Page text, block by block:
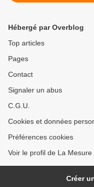
Hébergé par Overblog
Top articles
Pages
Contact
Signaler un abus
C.G.U.
Cookies et données
Préférences cookies
Voir le profil de La
Créer